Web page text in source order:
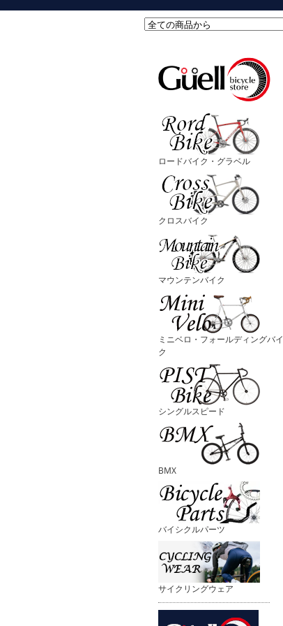
ロードバイク・グラベル
クロスバイク
マウンテンバイク
ミニベロ・フォールディングバイ
ク
シングルスピード
BMX
バイシクルパーツ
サイクリングウェア